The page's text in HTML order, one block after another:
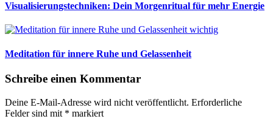
Visualisierungstechniken: Dein Morgenritual für mehr Energie
Meditation für innere Ruhe und Gelassenheit
Schreibe einen Kommentar
Deine E-Mail-Adresse wird nicht veröffentlicht. Erforderliche
Felder sind mit * markiert